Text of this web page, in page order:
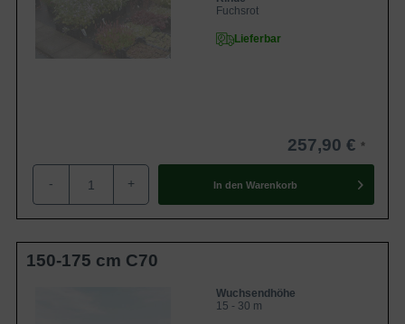
Fuchsrot
Lieferbar
257,90 €
- + In den Warenkorb
150-175 cm C70
Wuchsendhöhe
15 - 30 m